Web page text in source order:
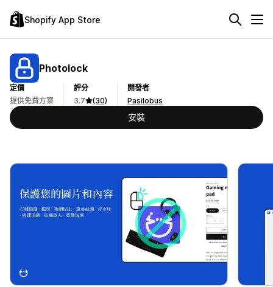
Shopify App Store
Photolock
定價
提供免費方案
評分
3.7
(30)
開發者
Pasilobus
安裝